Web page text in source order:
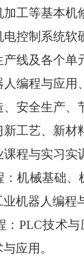
工等基本机
电控制系统软
产线及各个单
编程与应用
安全生产、
新工艺、新材
程与实习实
：机械基础、
机器人编程
：PLC技术
应用。